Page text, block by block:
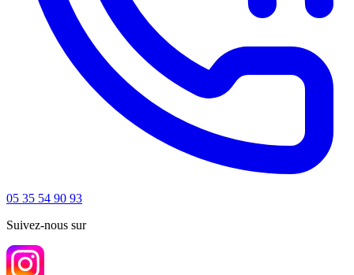
05 35 54 90 93
Suivez-nous sur